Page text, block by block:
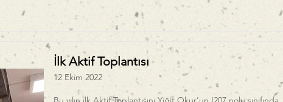
İlk Aktif Toplantısı
12 Ekim 2022